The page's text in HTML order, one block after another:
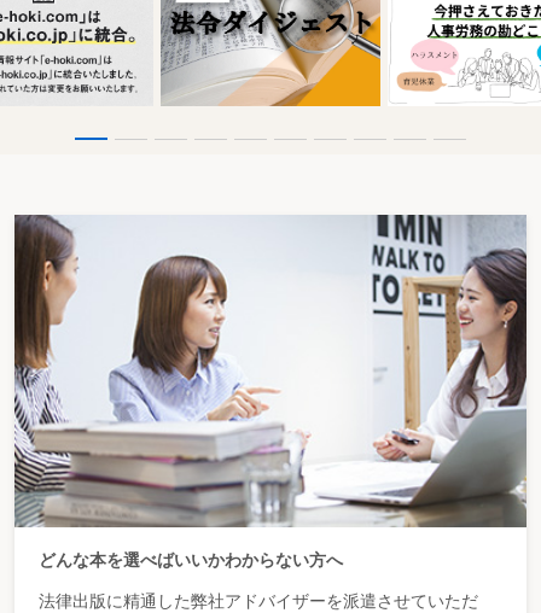
どんな本を選べばいいかわからない方へ
法律出版に精通した弊社アドバイザーを派遣させていただ